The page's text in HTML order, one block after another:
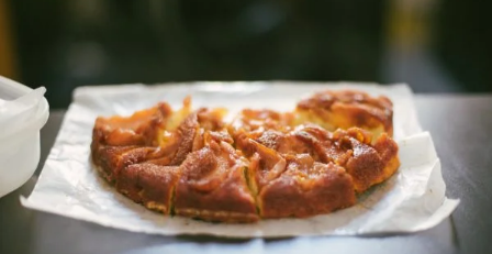
About
Search
for: